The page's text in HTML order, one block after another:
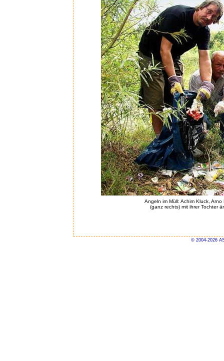
Angeln im Müll: Achim Kluck,
(ganz rechts) mit ihrer Tochter
© 2004-2026